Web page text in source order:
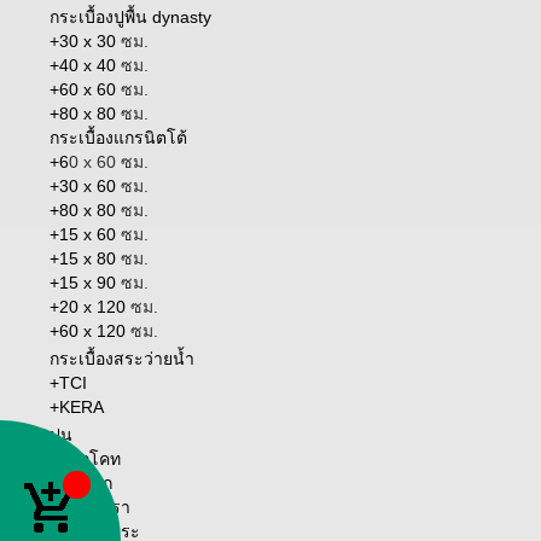
กระเบื้องปูพื้น dynasty
+30 x 30 ซม.
+40 x 40 ซม.
+60 x 60 ซม.
+80 x 80 ซม.
กระเบื้องแกรนิตโต้
+60 x 60 ซม.
+30 x 60 ซม.
+80 x 80 ซม.
+15 x 60 ซม.
+15 x 80 ซม.
+15 x 90 ซม.
+20 x 120 ซม.
+60 x 120 ซม.
กระเบื้องสระว่ายน้ำ
+TCI
+KERA
ปูน
+ควิกโคท
หน้าแรก
เกี่ยวกับเรา
วิธีการชำระ